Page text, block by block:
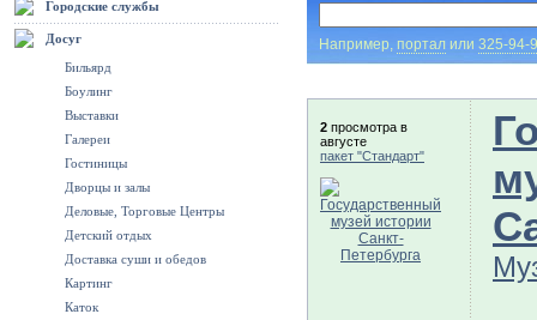
Городские службы
Досуг
Бильярд
Боулинг
Выставки
Галереи
Гостиницы
Дворцы и залы
Деловые, Торговые Центры
Детский отдых
Доставка суши и обедов
Картинг
Каток
Например, порталили 325-94-
2 просмотра в
августе
пакет "Стандарт"